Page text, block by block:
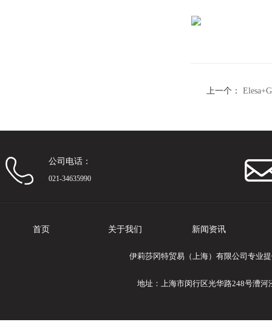
上一个：
公司电话：
021-34635990
首页 关于我们 新闻资讯
伊莉莎冈特贸易（上海）有限公司专业
地址：上海市闵行区光华路248号漕